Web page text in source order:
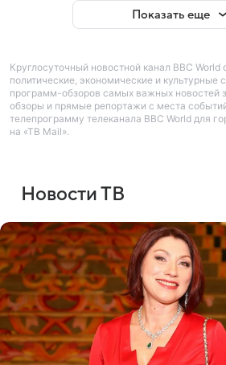
Показать еще
Круглосуточный новостной канал BBC
политические, экономические и культурные
программ-обзоров самых важных новостей
обзоры и прямые репортажи с места
телепрограмму телеканала BBC World для
на «ТВ Mail».
Новости ТВ